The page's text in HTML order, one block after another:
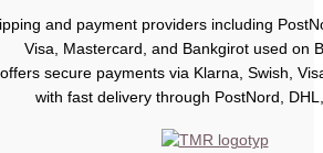
secure payments via Klarna, Swish,
with fast delivery through PostNord,